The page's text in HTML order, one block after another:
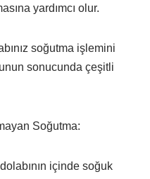
yardımcı olur.
soğutma işlemini
sonucunda çeşitli
Soğutma:
içinde soğuk